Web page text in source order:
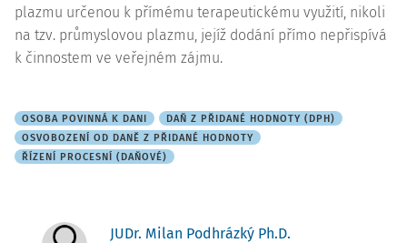
plazmu určenou k přímému terapeutickému využití, nikoli
na tzv. průmyslovou plazmu, jejíž dodání přímo nepřispívá
k činnostem ve veřejném zájmu.
OSOBA POVINNÁ K DANI
DAŇ Z PŘIDANÉ HODNOTY (DPH)
OSVOBOZENÍ OD DANĚ Z PŘIDANÉ HODNOTY
ŘÍZENÍ PROCESNÍ (DAŇOVÉ)
JUDr. Milan Podhrázký Ph.D.